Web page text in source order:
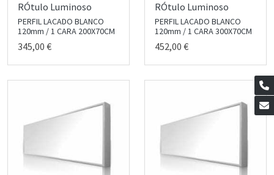
RÓtulo Luminoso
PERFIL LACADO BLANCO
120mm / 1 CARA 200X70CM
345,00 €
RÓtulo Luminoso
PERFIL LACADO BLANCO
120mm / 1 CARA 300X70CM
452,00 €